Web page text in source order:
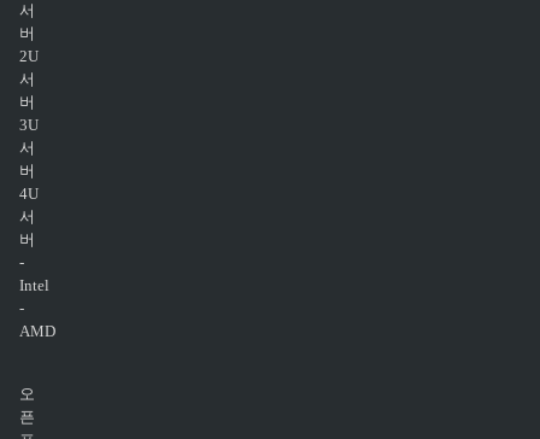
서
버
2U
서
버
3U
서
버
4U
서
버
-
Intel
-
AMD
오
픈